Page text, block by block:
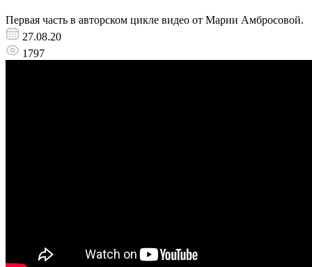
Первая часть в авторском цикле видео от Марии Амбросовой.
27.08.20
1797